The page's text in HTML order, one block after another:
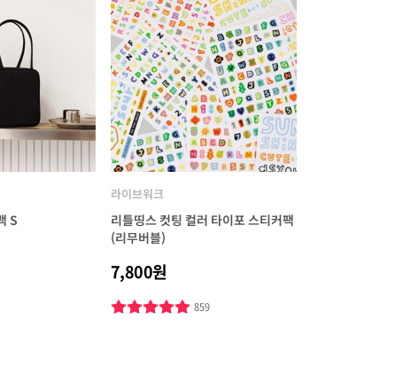
S
라이브워크
리틀띵스 컷팅 컬러 타이포 스티커팩
(리무버블)
7,800원
859